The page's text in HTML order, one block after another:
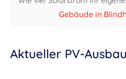
Gebäude in
Aktueller PV-